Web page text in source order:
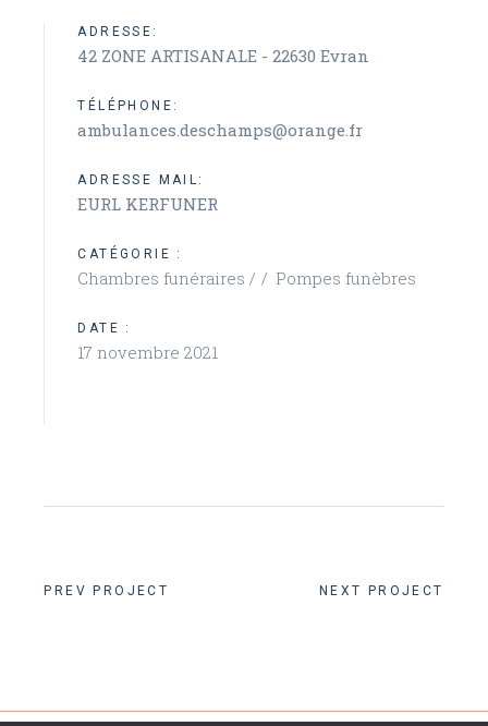
ADRESSE:
42 ZONE ARTISANALE - 22630 Evran
TÉLÉPHONE:
ambulances.deschamps@orange.fr
ADRESSE MAIL:
EURL KERFUNER
CATÉGORIE :
Chambres funéraires / Pompes funèbres
DATE :
17 novembre 2021
PREV PROJECT NEXT PROJECT